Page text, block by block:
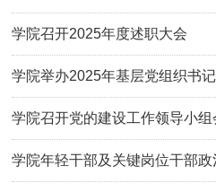
建“双创”培育创建单位
学院召开2025年度述职大会
学院举办2025年基层党组织书
人士培训班
学院召开党的建设工作领导小组
学院年轻干部及关键岗位干部政